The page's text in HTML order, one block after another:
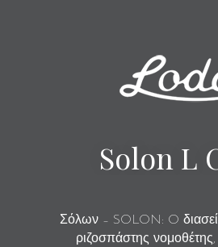
Solon L
Σόλων – SOLON: O
ριζοσπάστης νομοθέτης,